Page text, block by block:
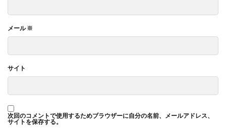
メール※
サイト
次回のコメントで使用するためブラウザーに自分の名前、メールアドレス、
サイトを保存する。